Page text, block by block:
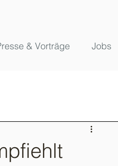
& Vorträge Jobs